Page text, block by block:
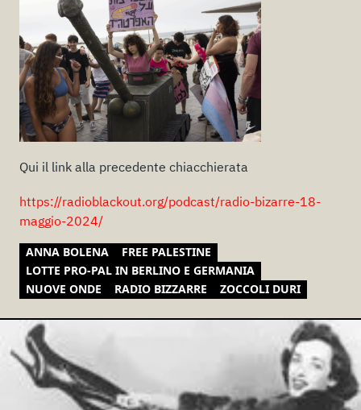
Qui il link alla precedente chiacchierata
https://radioblackout.org/podcast/radio-bizarre-18-
maggio-2024/
ANNA BOLENA
FREE PALESTINE
LOTTE PRO-PAL IN BERLINO E GERMANIA
NUOVE ONDE
RADIO BIZZARRE ZOCCOLI DURI